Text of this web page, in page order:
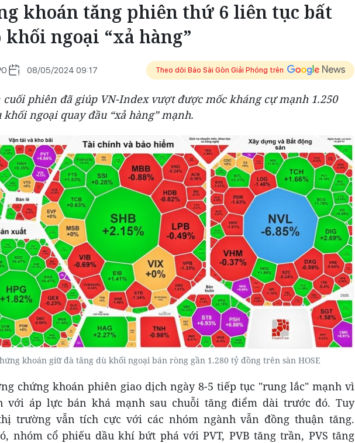
khoán tăng phiên thứ 6 liên tục bất
khối ngoại “xả hàng”
08/05/2024 09:17 Theo dõi Báo Sài Gòn Giải Phóng trên
cuối phiên đã giúp VN-Index vượt được mốc kháng cự mạnh 1.250
ngoại quay đầu “xả hàng” mạnh.
khoán giữ đà tăng dù khối ngoại bán ròng gần 1.280 tỷ đồng trên sàn HOSE
chứng khoán phiên giao dịch ngày 8-5 tiếp tục "rung lắc" mạnh vì
với áp lực bán khá mạnh sau chuỗi tăng điểm dài trước đó. Tuy
trường vẫn tích cực với các nhóm ngành vẫn đồng thuận tăng.
nhóm cổ phiếu dầu khí bứt phá với PVT, PVB tăng trần, PVS tăng